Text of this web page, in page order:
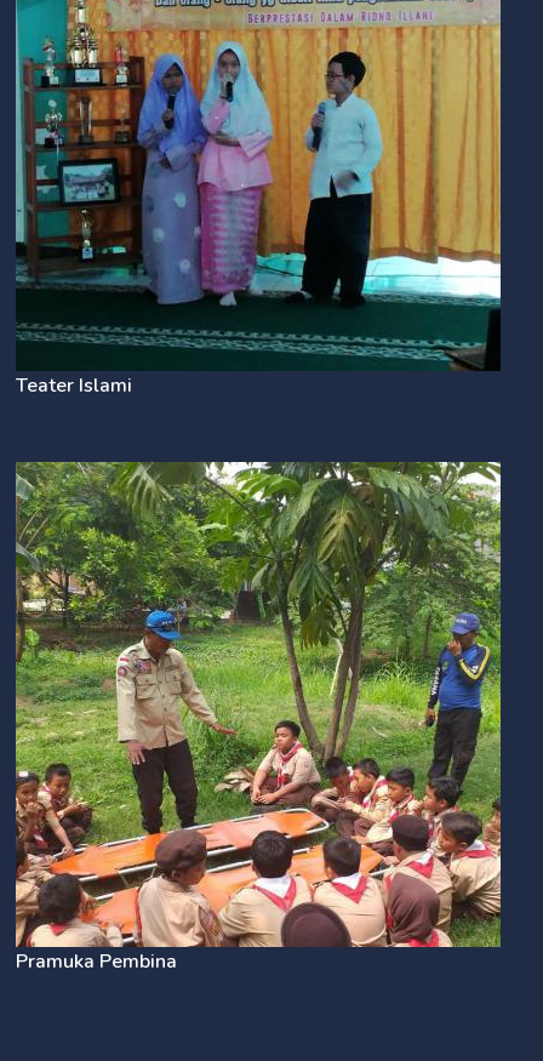
Teater Islami
Pramuka Pembina